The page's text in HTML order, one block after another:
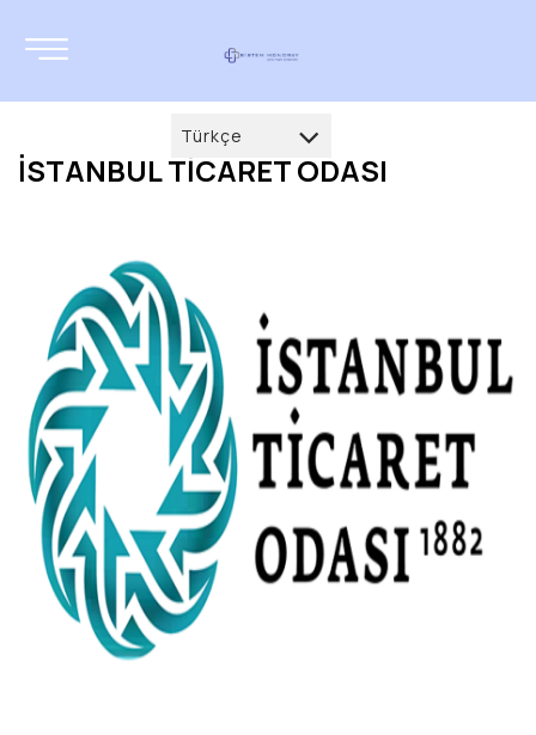
İSTANBUL TİCARET ODASI
Türkçe
Türkçe
français
English
русский
azərbaycan